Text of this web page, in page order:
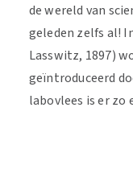
de wereld van
geleden zelfs al!
Lasswitz, 1897)
geïntroduceerd
labovlees is er zo